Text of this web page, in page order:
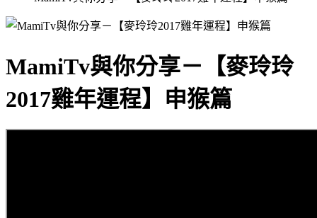
MamiTv與你分享－【麥玲玲
2017雞年運程】申猴篇